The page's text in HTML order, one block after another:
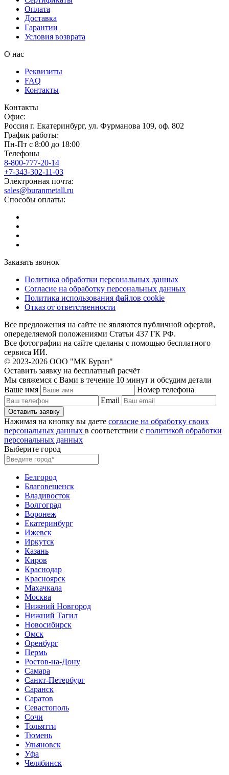
Оплата
Доставка
Гарантии
Условия возврата
О нас
Реквизиты
FAQ
Контакты
Контакты
Офис:
Россия г. Екатеринбург, ул. Фурманова 109, оф. 802
График работы:
Пн-Пт с 8:00 до 18:00
Телефоны
8-800-777-20-14
+7-343-302-11-03
Электронная почта:
sales@buranmetall.ru
Способы оплаты:
Заказать звонок
Политика обработки персональных данных
Согласие на обработку персональных данных
Политика использования файлов cookie
Отказ от ответственности
Все предложения на сайте не являются публичной офертой,
опеределяемой положениями Статьи 437 ГК РФ.
Все фотографии на сайте сделаны с помощью бесплатного
сервиса ИИ.
© 2023-2026 ООО "МК Буран"
Оставить заявку на бесплатный расчёт
Мы свяжемся с Вами в течение 10 минут и обсудим детали
Ваше имя
Номер телефона
Email
Нажимая на кнопку вы даете согласие на обработку своих
персональных данных в соответствии с политикой обработки
персональных данных
Выберите город
Белгород
Благовещенск
Владивосток
Волгоград
Воронеж
Екатеринбург
Ижевск
Иркутск
Казань
Киров
Краснодар
Красноярск
Махачкала
Москва
Нижний Новгород
Нижний Тагил
Новосибирск
Омск
Оренбург
Пермь
Ростов-на-Дону
Самара
Санкт-Петербург
Саранск
Саратов
Севастополь
Сочи
Тольятти
Тюмень
Ульяновск
Уфа
Челябинск